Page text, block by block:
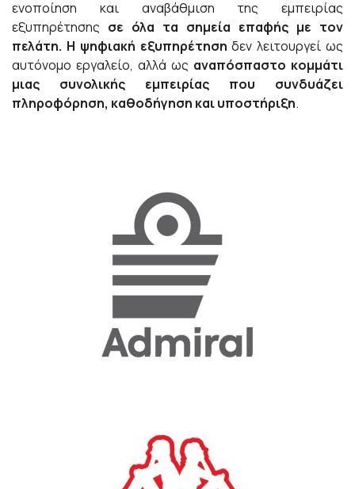
ενοποίηση και αναβάθμιση της εμπειρίας
εξυπηρέτησης σε όλα τα σημεία επαφής με τον
πελάτη. Η ψηφιακή εξυπηρέτηση δεν λειτουργεί ως
αυτόνομο εργαλείο, αλλά ως αναπόσπαστο κομμάτι
μιας συνολικής εμπειρίας που συνδυάζει
πληροφόρηση, καθοδήγηση και υποστήριξη.